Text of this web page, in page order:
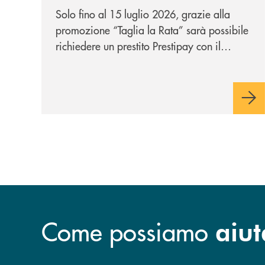
per te!
Solo fino al 15 luglio 2026, grazie alla
promozione “Taglia la Rata” sarà possibile
richiedere un prestito Prestipay con il
Come possiamo